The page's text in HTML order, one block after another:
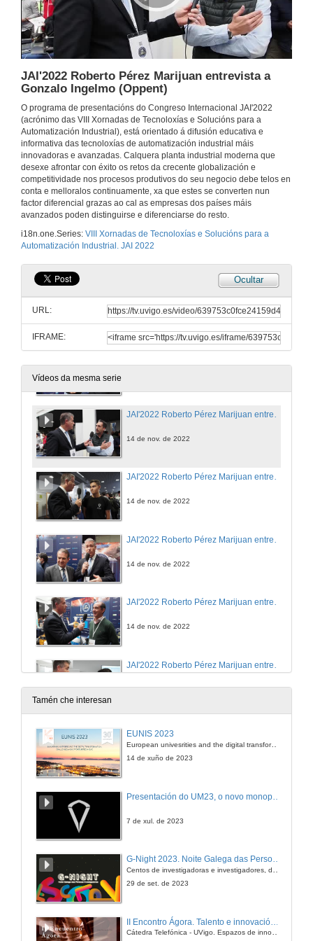
JAI'2022 Roberto Pérez Marijuan entrevista a
Gonzalo Ingelmo (Oppent)
O programa de presentacións do Congreso Internacional JAI'2022
(acrónimo das VIII Xornadas de Tecnoloxías e Solucións para a
Automatización Industrial), está orientado á difusión educativa e
informativa das tecnoloxías de automatización industrial máis
innovadoras e avanzadas. Calquera planta industrial moderna que
desexe afrontar con éxito os retos da crecente globalización e
competitividade nos procesos produtivos do seu negocio debe telos en
conta e melloralos continuamente, xa que estes se converten nun
factor diferencial grazas ao cal as empresas dos países máis
avanzados poden distinguirse e diferenciarse do resto.
i18n.one.Series: VIII Xornadas de Tecnoloxías e Solucións para a
Automatización Industrial. JAI 2022
Ocultar
URL:
IFRAME:
Vídeos da mesma serie
JAI'2022 Roberto Pérez Marijuan entrevista a Santiago Esparis (UVigo SpaceLab)
14 de nov. de 2022
14 de nov. de 2022
14 de nov. de 2022
JAI'2022 Roberto Pérez Marijuan entrevista a Spot Enterprise (Alisys)
14 de nov. de 2022
JAI'2022 Roberto Pérez Marijuan entrevista a Edu (Project Droid)
14 de nov. de 2022
JAI'2022 Roberto Pérez Marijuan entrevista a Omar Insua (UVigo Motorsport)
14 de nov. de 2022
14 de nov. de 2022
JAI'2022 Roberto Pérez Marijuan entrevista a Juan José Areal (Stellantis)
14 de nov. de 2022
14 de nov. de 2022
Conferencia
Entrevista Canal de Isabel II
Tamén che interesan
EUNIS 2023
European univesrities and the digital transformation: challenges and opportunities ahead
14 de xuño de 2023
7 de xul. de 2023
G-Night 2023. Noite Galega das Persoas Investigadoras. Conciencias creativas
29 de set. de 2023
Cátedra Telefónica - UVigo. Espazos de innovación